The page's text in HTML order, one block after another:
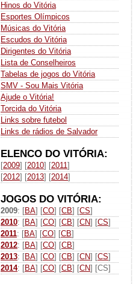
Hinos do Vitória
Esportes Olímpicos
Músicas do Vitória
Escudos do Vitória
Dirigentes do Vitória
Lista de Conselheiros
Tabelas de jogos do Vitória
SMV - Sou Mais Vitória
Ajude o Vitória!
Torcida do Vitória
Links sobre futebol
Links de rádios de Salvador
ELENCO DO VITÓRIA:
[2009] [2010] [2011]
[2012] [2013] [2014]
JOGOS DO VITÓRIA:
2009: [BA] [CO] [CB] [CS]
2010: [BA] [CO] [CB] [CN] [CS]
2011: [BA] [CO] [CB]
2012: [BA] [CO] [CB]
2013: [BA] [CO] [CB] [CN] [CS]
2014: [BA] [CO] [CB] [CN] [CS]